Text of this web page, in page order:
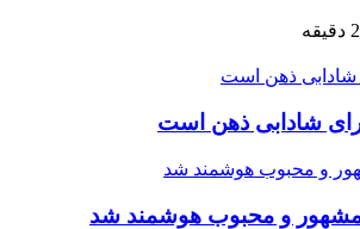
شادابی ذهن است
شادابی ذهن است
و محبوب هوشمند شد
و محبوب هوشمند شد